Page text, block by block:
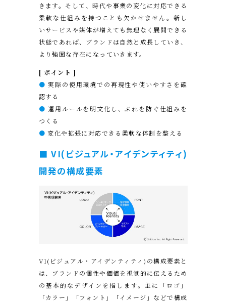
きます。そして、時代や事業の変化に対応できる
柔軟な仕組みを持つことも欠かせません。新し
いサービスや媒体が増えても無理なく展開できる
状態であれば、ブランドは自然と成長していき、
より強固な存在になっていきます。
[ ポイント ]
● 実際の使用環境での再現性や使いやすさを確
認する
● 運用ルールを明文化し、ぶれを防ぐ仕組みを
つくる
● 変化や拡張に対応できる柔軟な体制を整える
■ VI(ビジュアル・アイデンティティ)
開発の構成要素
VI(ビジュアル・アイデンティティ)の構成要素と
は、ブランドの個性や価値を視覚的に伝えるため
の基本的なデザインを指します。主に「ロゴ」
「カラー」「フォント」「イメージ」などで構成